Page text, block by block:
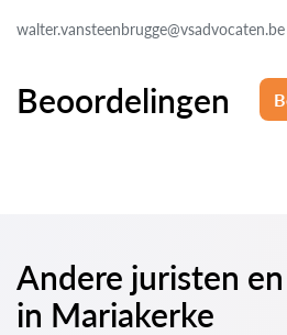
walter.vansteenbrugge@vsadvocaten.be
Beoordelingen
Andere juristen
in Mariakerke